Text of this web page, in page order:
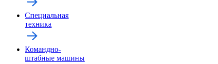
Специальная
техника
Командно-
штабные машины